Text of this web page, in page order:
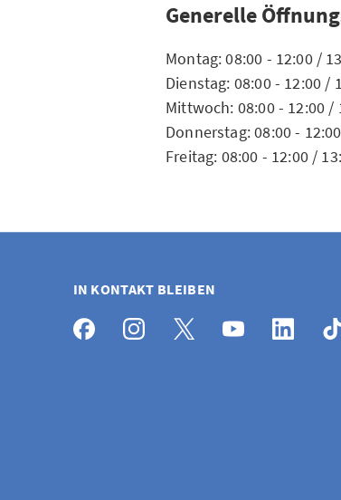
Generelle
Montag: 08:00 - 12:00 /
Dienstag: 08:00 - 12:00 /
Mittwoch: 08:00 - 12:00 /
Donnerstag: 08:00 -
Freitag: 08:00 - 12:00 /
IN KONTAKT BLEIBEN